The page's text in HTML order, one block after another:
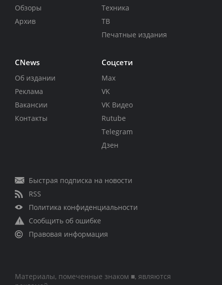
Обзоры
Архив
Техника
ТВ
Печатные издания
CNews
Об издании
Реклама
Вакансии
Контакты
Соцсети
Max
VK
VK Видео
Rutube
Telegram
Дзен
Быстрая подписка на новости
RSS
Политика конфиденциальности
Сообщить об ошибке
Правовая информация
Материалы, помеченные знаком ■, являются